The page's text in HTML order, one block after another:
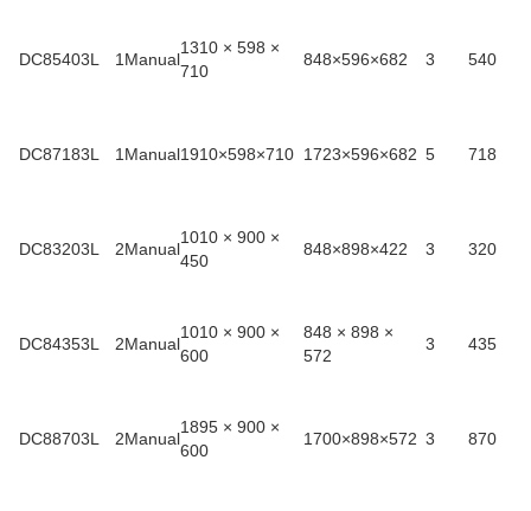
DC85403L 1Manual
1310 × 598 ×
710
848×596×682 3 540
DC87183L 1Manual1910×598×710 1723×596×682 5 718
DC83203L 2Manual
1010 × 900 ×
450
848×898×422 3 320
DC84353L 2Manual
1010 × 900 ×
600
848 × 898 ×
572
3 435
DC88703L 2Manual
1895 × 900 ×
600
1700×898×572 3 870